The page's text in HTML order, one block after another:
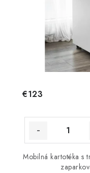
€123
Mobilná kartotéka s